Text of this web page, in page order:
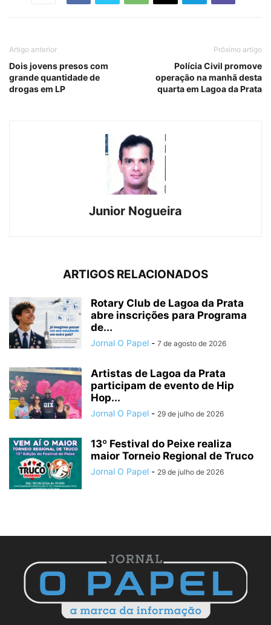
Artigo anterior
Dois jovens presos com
grande quantidade de
drogas em LP
Próximo artigo
Polícia Civil promove
operação na manhã desta
quarta em Lagoa da Prata
Junior Nogueira
ARTIGOS RELACIONADOS
Rotary Club de Lagoa da Prata
abre inscrições para Programa
de...
Jornal O Papel - 7 de agosto de 2026
Artistas de Lagoa da Prata
participam de evento de Hip
Hop...
Jornal O Papel - 29 de julho de 2026
13º Festival do Peixe realiza
maior Torneio Regional de Truco
Jornal O Papel - 29 de julho de 2026